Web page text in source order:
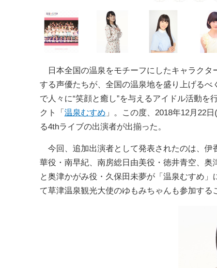
日本全国の温泉をモチーフにしたキャラクタ
する声優たちが、全国の温泉地を盛り上げるべ
で人々に“笑顔と癒し”を与えるアイドル活動を
クト「 温泉むすめ 」。この度、2018年12月22
る4thライブの出演者が出揃った。
今回、追加出演者として発表されたのは、伊
華役・南早紀、南房総日由美役・徳井青空、
と奥津かがみ役・久保田未夢が「温泉むすめ
て草津温泉観光大使のゆもみちゃんも参加する